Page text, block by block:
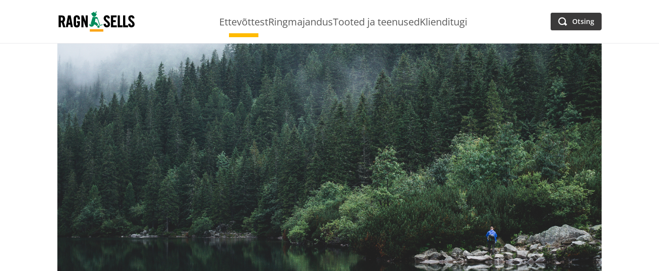
EttevõttestRingmajandusTooted ja teenusedKlienditugi Otsing